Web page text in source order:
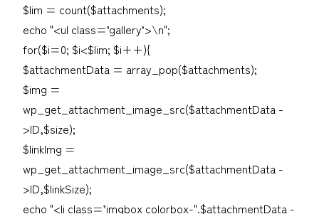
$lim = count($attachments);
echo "<ul class=’gallery’>\n";
for($i=0; $i<$lim; $i++){
$attachmentData = array_pop($attachments);
$img =
wp_get_attachment_image_src($attachmentData -
>ID,$size);
$linkImg =
wp_get_attachment_image_src($attachmentData -
>ID,$linkSize);
echo "<li class=’imgbox colorbox-".$attachmentData -